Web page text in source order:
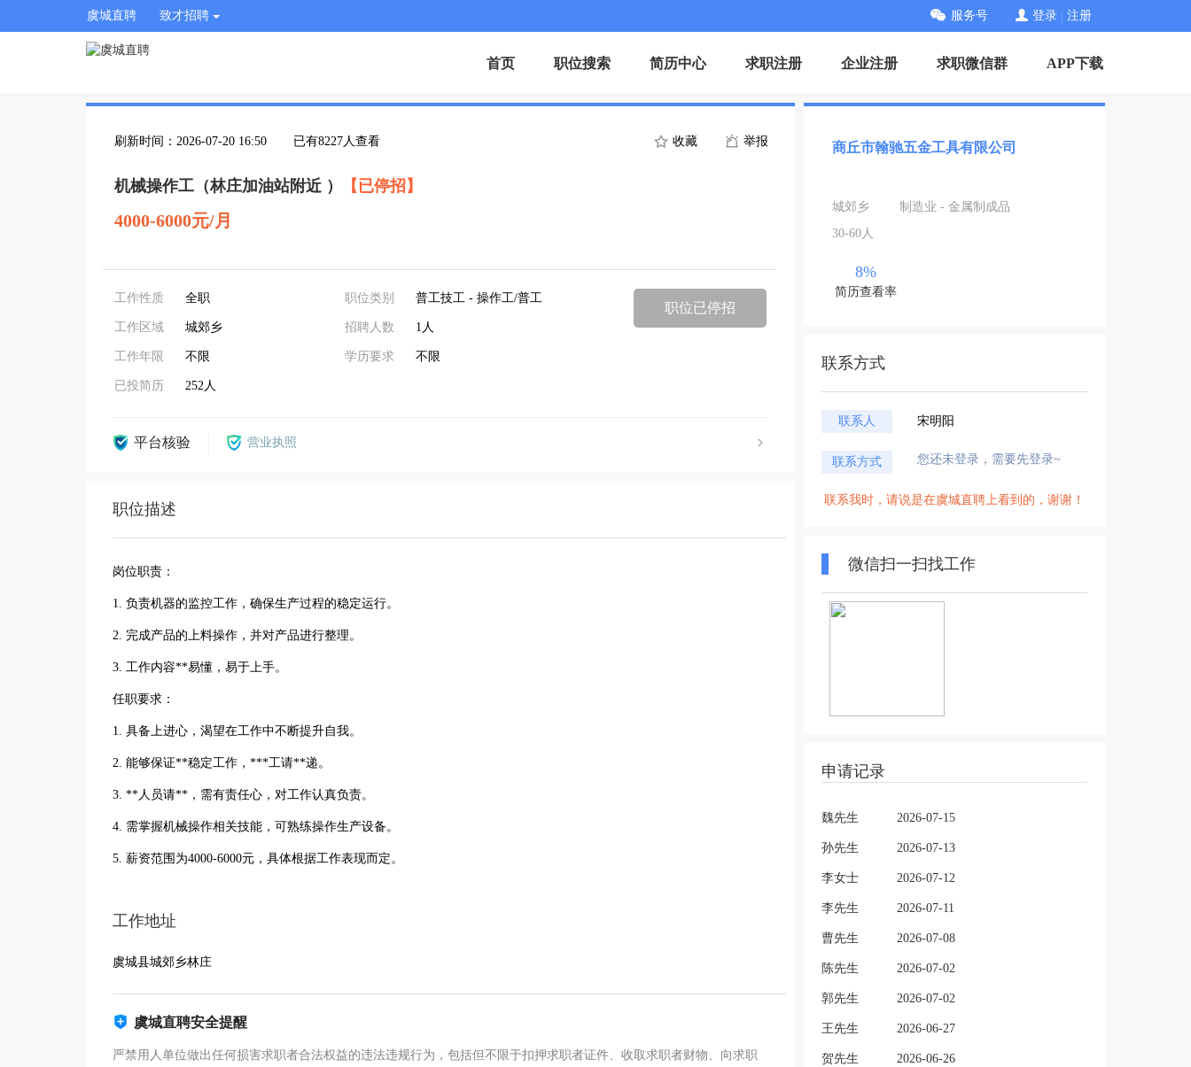
虞城直聘 致才招聘 服务号 登录 注册
首页 职位搜索 简历中心 求职注册 企业注册 求职微信群 APP下载
刷新时间：2026-07-20 16:50 已有8227人查看 收藏 举报
机械操作工（林庄加油站附近 ） 【已停招】
4000-6000元/月
工作性质 全职
工作区域 城郊乡
工作年限 不限
已投简历 252人
职位类别 普工技工 - 操作工/普工
招聘人数 1人
学历要求 不限
职位已停招
平台核验 营业执照
职位描述
岗位职责：
1. 负责机器的监控工作，确保生产过程的稳定运行。
2. 完成产品的上料操作，并对产品进行整理。
3. 工作内容**易懂，易于上手。
任职要求：
1. 具备上进心，渴望在工作中不断提升自我。
2. 能够保证**稳定工作，***工请**递。
3. **人员请**，需有责任心，对工作认真负责。
4. 需掌握机械操作相关技能，可熟练操作生产设备。
5. 薪资范围为4000-6000元，具体根据工作表现而定。
工作地址
虞城县城郊乡林庄
虞城直聘安全提醒
严禁用人单位做出任何损害求职者合法权益的违法违规行为，包括但不限于扣押求职者证件、收取求职者财物、向求职
商丘市翰驰五金工具有限公司
城郊乡
制造业 - 金属制成品
30-60人
8%
简历查看率
联系方式
联系人 宋明阳
联系方式 您还未登录，需要先登录~
联系我时，请说是在虞城直聘上看到的，谢谢！
微信扫一扫找工作
申请记录
魏先生 2026-07-15
孙先生 2026-07-13
李女士 2026-07-12
李先生 2026-07-11
曹先生 2026-07-08
陈先生 2026-07-02
郭先生 2026-07-02
王先生 2026-06-27
贺先生 2026-06-26